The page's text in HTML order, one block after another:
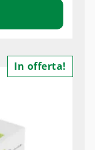
In offerta!